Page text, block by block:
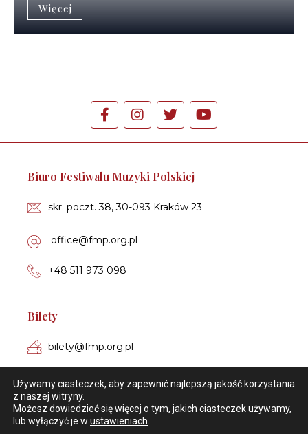
Więcej
Biu­ro Fe­sti­wa­lu Muzyki Polskiej
skr. poczt. 38, 30-093 Kra­ków 23
of­fi­ce­@fmp.org.pl
+48 511 973 098
Bilety
bi­le­ty­@fmp.org.pl
+48 606 449 650
Używamy ciasteczek, aby zapewnić najlepszą jakość korzystania
z naszej witryny.
Możesz dowiedzieć się więcej o tym, jakich ciasteczek używamy,
lub wyłączyć je w ustawieniach